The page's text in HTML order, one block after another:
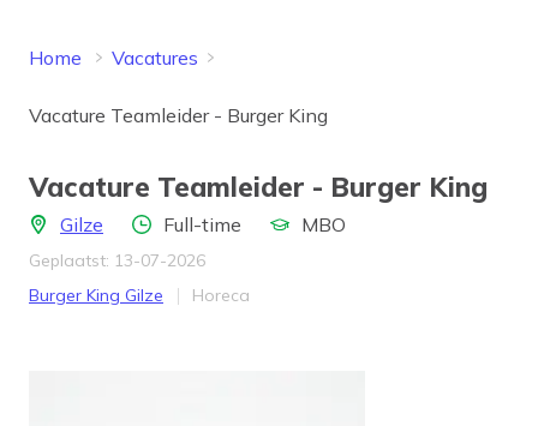
Home Vacatures
Vacature Teamleider - Burger King
Vacature Teamleider - Burger King
LocatieGilze Aantal uren
Full-time Opleidingsniveau
MBO
Geplaatst: 13-07-2026
Bedrijf
Burger King Gilze Werkveld
Horeca